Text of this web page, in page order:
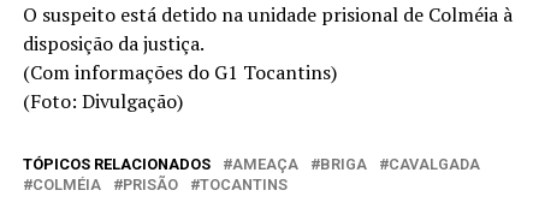
O suspeito está detido na unidade prisional de Colméia à
disposição da justiça.
(Com informações do G1 Tocantins)
(Foto: Divulgação)
TÓPICOS RELACIONADOS AMEAÇA BRIGA
CAVALGADA
COLMÉIA
PRISÃO TOCANTINS